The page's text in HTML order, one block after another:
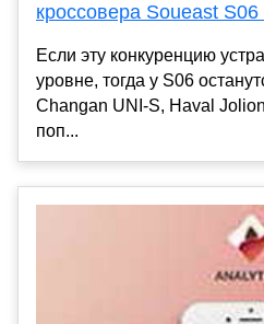
кроссовера Soueast
Если эту конкуренцию
уровне, тогда у S06
Changan UNI-S, Haval
поп...